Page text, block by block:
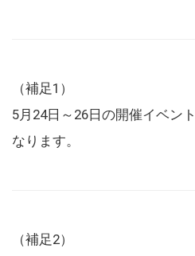
（補足1）
5月24日～26日の開催イベン
なります。
（補足2）